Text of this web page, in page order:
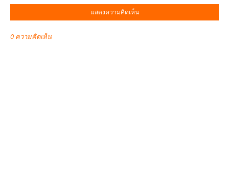
แสดงความคิดเห็น
0 ความคิดเห็น